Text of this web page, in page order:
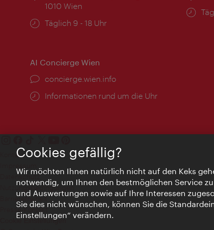
1010 Wien
Öffnungszeiten:
Täglich 9 - 18 Uhr
AI Concierge Wien
Ort:
concierge.wien.info
Öffnungszeiten:
Informationen rund um die Uhr
Kontakt
Datenschutz
Nutzungsbedingungen
Barrierefreiheit
Presse-Kontakt
Cookie Einstellungen
Cookies gefällig?
Wir möchten Ihnen natürlich nicht auf den Keks
notwendig, um Ihnen den bestmöglichen Service
und Auswertungen sowie auf Ihre Interessen
Sie dies nicht wünschen, können Sie die
Einstellungen“ verändern.